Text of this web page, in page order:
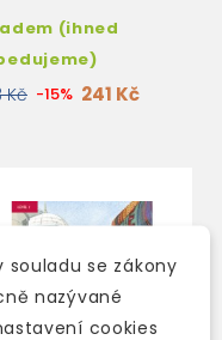
(ihned
Kč -15% 241 Kč
se zákony
nazývané
cookies